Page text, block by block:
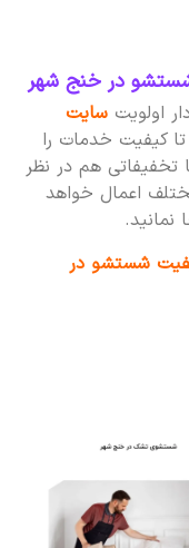
در خنج شهر
اولویت سایت
کیفیت خدمات را
تخفیفاتی هم در نظر
اعمال خواهد
شستشو در